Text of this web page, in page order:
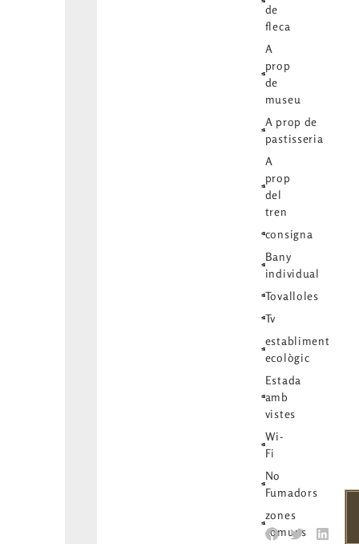
de
fleca
A
prop
de
museu
A prop de
pastisseria
A
prop
del
tren
consigna
Bany
individual
Tovalloles
Tv
establiment
ecològic
Estada
amb
vistes
Wi-
Fi
No
Fumadors
zones
comuns